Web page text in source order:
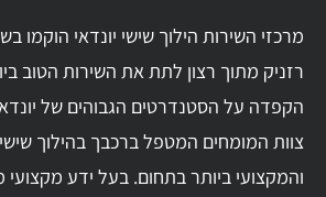
רזניק מתוך רצון לתת את השירות הטוב
הקפדה על הסטנדרטים הגבוהים של
צוות המומחים המטפל ברכבך בהילוך שישי
והמקצועי ביותר בתחום. בעל ידע מקצועי